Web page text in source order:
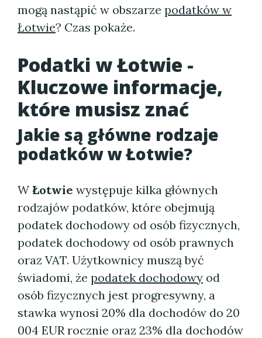
mogą nastąpić w obszarze podatków w
Łotwie? Czas pokaże.
Podatki w Łotwie -
Kluczowe informacje,
które musisz znać
Jakie są główne rodzaje
podatków w Łotwie?
W Łotwie występuje kilka głównych
rodzajów podatków, które obejmują
podatek dochodowy od osób fizycznych,
podatek dochodowy od osób prawnych
oraz VAT. Użytkownicy muszą być
świadomi, że podatek dochodowy od
osób fizycznych jest progresywny, a
stawka wynosi 20% dla dochodów do 20
004 EUR rocznie oraz 23% dla dochodów